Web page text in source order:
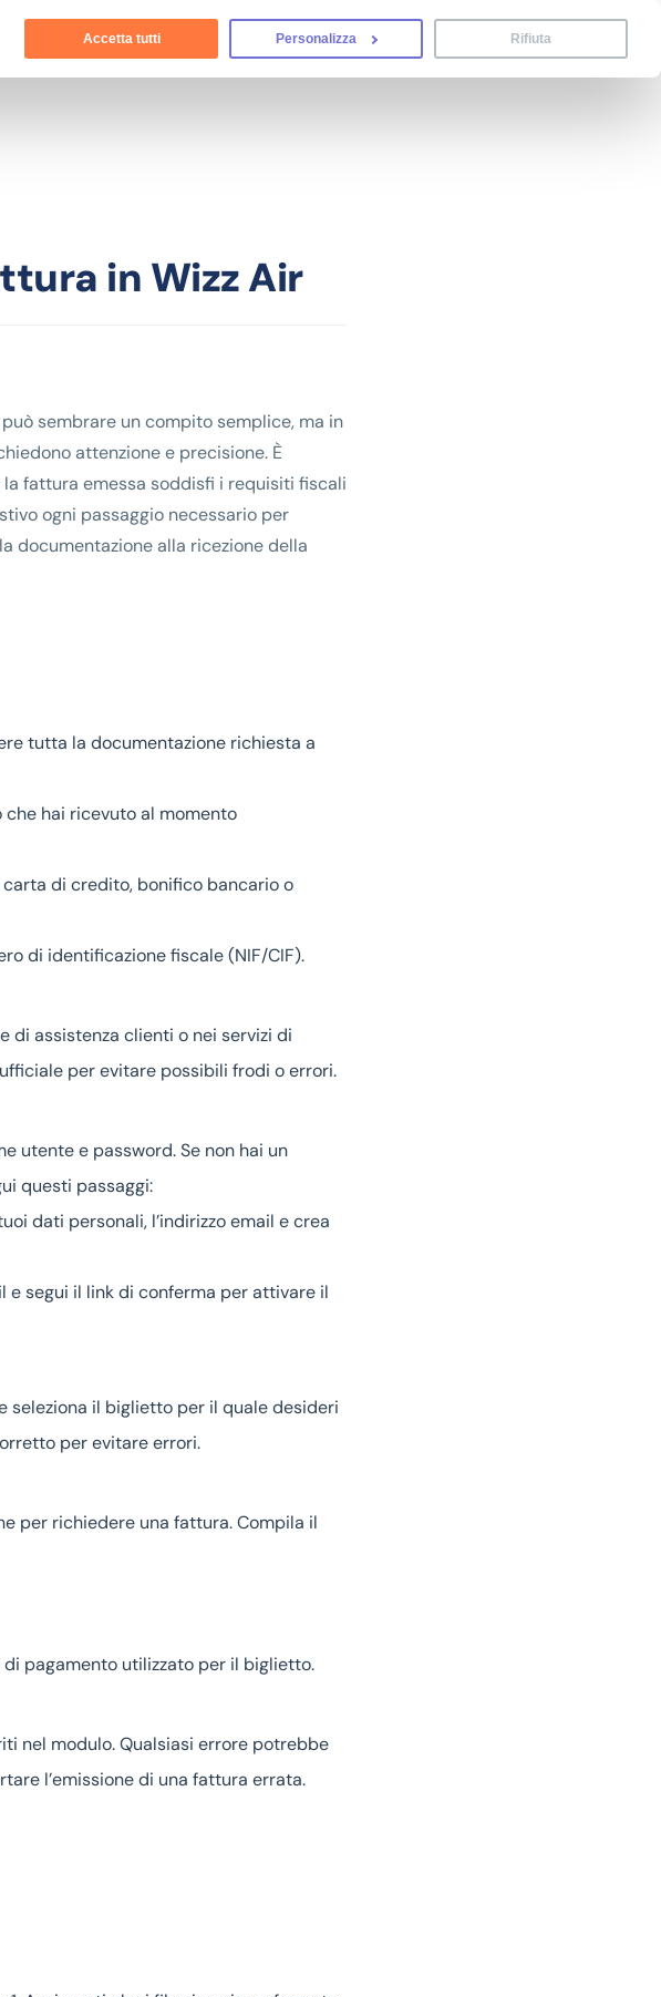
Accetta tutti Personalizza Rifiuta
in Wizz Air
sembrare un compito semplice, ma in
attenzione e precisione. È
fattura emessa soddisfi i requisiti fiscali
ogni passaggio necessario per
documentazione alla ricezione della
tutta la documentazione richiesta a
hai ricevuto al momento
di credito, bonifico bancario o
di identificazione fiscale (NIF/CIF).
di assistenza clienti o nei servizi di
per evitare possibili frodi o errori.
utente e password. Se non hai un
questi passaggi:
dati personali, l’indirizzo email e crea
e segui il link di conferma per attivare il
seleziona il biglietto per il quale desideri
per evitare errori.
per richiedere una fattura. Compila il
pagamento utilizzato per il biglietto.
nel modulo. Qualsiasi errore potrebbe
l’emissione di una fattura errata.